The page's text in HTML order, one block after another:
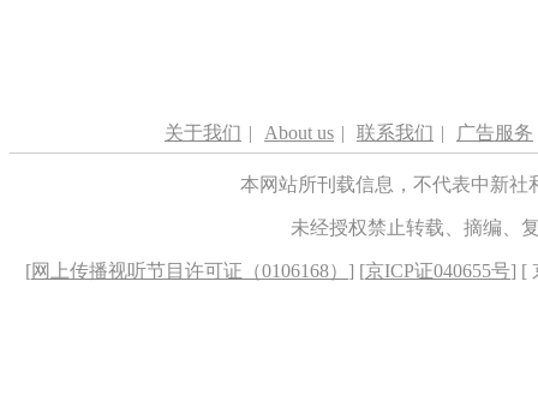
关于我们 | About us | 联系我们 | 广告服务
本网站所刊载信息，不代表中新
未经授权禁止转载、摘编、
[网上传播视听节目许可证（0106168） ] [京ICP证040655号] [